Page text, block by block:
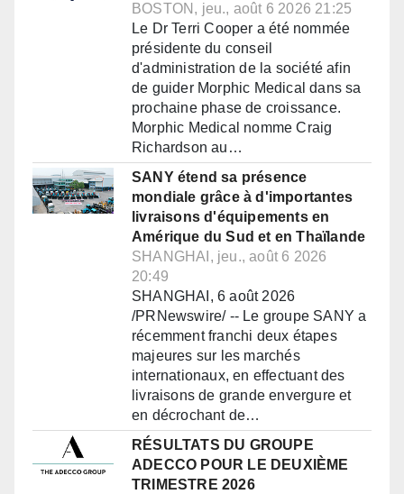
BOSTON, jeu., août 6 2026 21:25
Le Dr Terri Cooper a été nommée
présidente du conseil
d'administration de la société afin
de guider Morphic Medical dans sa
prochaine phase de croissance.
Morphic Medical nomme Craig
Richardson au…
SANY étend sa présence
mondiale grâce à d'importantes
livraisons d'équipements en
Amérique du Sud et en Thaïlande
SHANGHAI, jeu., août 6 2026
20:49
SHANGHAI, 6 août 2026
/PRNewswire/ -- Le groupe SANY a
récemment franchi deux étapes
majeures sur les marchés
internationaux, en effectuant des
livraisons de grande envergure et
en décrochant de…
RÉSULTATS DU GROUPE
ADECCO POUR LE DEUXIÈME
TRIMESTRE 2026